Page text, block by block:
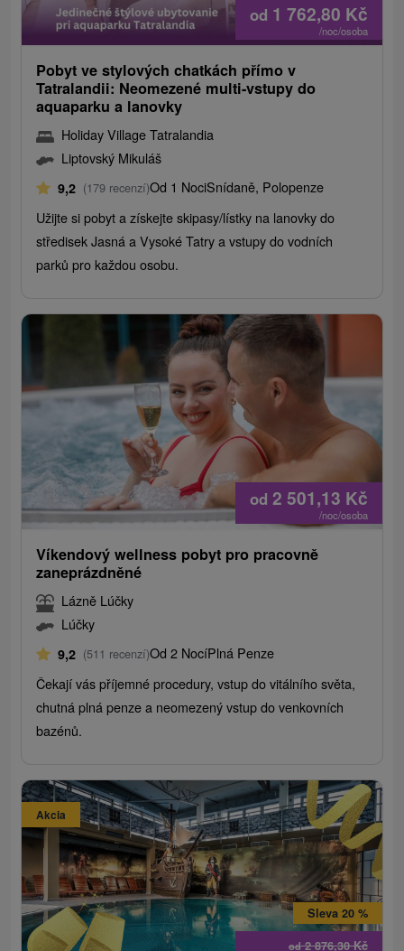
od 1 762,80 Kč
/noc/osoba
Pobyt ve stylových chatkách přímo v
Tatralandii: Neomezené multi-vstupy do
aquaparku a lanovky
Holiday Village Tatralandia
Liptovský Mikuláš
9,2 (179 recenzí)Od 1 NociSnídaně, Polopenze
Užijte si pobyt a získejte skipasy/lístky na lanovky do
středisek Jasná a Vysoké Tatry a vstupy do vodních
parků pro každou osobu.
od 2 501,13 Kč
/noc/osoba
Víkendový wellness pobyt pro pracovně
zaneprázdněné
Lázně Lúčky
Lúčky
9,2 (511 recenzí)Od 2 NocíPlná Penze
Čekají vás příjemné procedury, vstup do vitálního světa,
chutná plná penze a neomezený vstup do venkovních
bazénů.
Akcia
od2 876,30Kč
Sleva 20 %